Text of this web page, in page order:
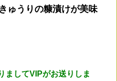
ゅうりの糠漬けが美味
ましてVIPがお送りしま